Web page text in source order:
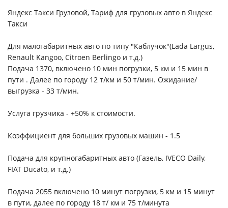
Яндекс Такси Грузовой, Тариф для грузовых авто в Яндекс
Такси
Для малогабаритных авто по типу "Каблучок"(Lada Largus,
Renault Kangoo, Citroen Berlingo и т.д.)
Подача 1370, включено 10 мин погрузки, 5 км и 15 мин в
пути . Далее по городу 12 т/км и 50 т/мин. Ожидание/
выгрузка - 33 т/мин.
Услуга грузчика - +50% к стоимости.
Коэффициент для больших грузовых машин - 1.5
Подача для крупногабаритных авто (Газель, IVECO Daily,
FIAT Ducato, и т.д.)
Подача 2055 включено 10 минут погрузки, 5 км и 15 минут
в пути, далее по городу 18 т/ км и 75 т/минута